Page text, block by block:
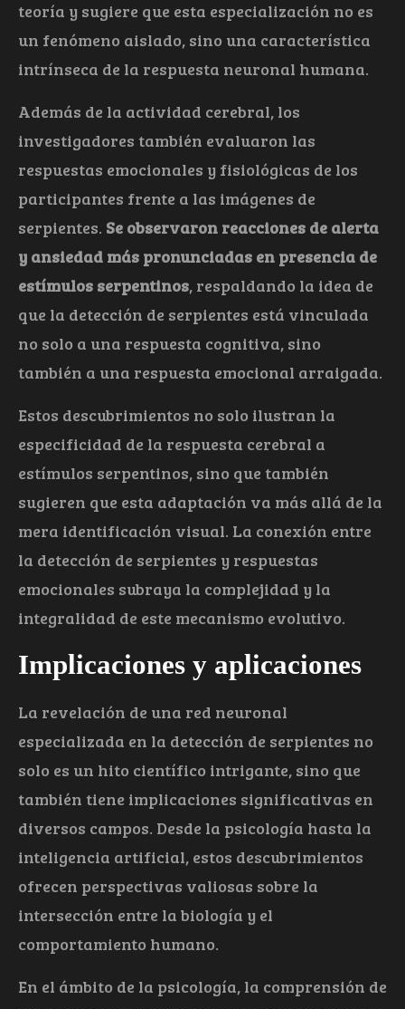
teoría y sugiere que esta especialización no es
un fenómeno aislado, sino una característica
intrínseca de la respuesta neuronal humana.
Además de la actividad cerebral, los
investigadores también evaluaron las
respuestas emocionales y fisiológicas de los
participantes frente a las imágenes de
serpientes. Se observaron reacciones de alerta
y ansiedad más pronunciadas en presencia de
estímulos serpentinos, respaldando la idea de
que la detección de serpientes está vinculada
no solo a una respuesta cognitiva, sino
también a una respuesta emocional arraigada.
Estos descubrimientos no solo ilustran la
especificidad de la respuesta cerebral a
estímulos serpentinos, sino que también
sugieren que esta adaptación va más allá de la
mera identificación visual. La conexión entre
la detección de serpientes y respuestas
emocionales subraya la complejidad y la
integralidad de este mecanismo evolutivo.
Implicaciones y aplicaciones
La revelación de una red neuronal
especializada en la detección de serpientes no
solo es un hito científico intrigante, sino que
también tiene implicaciones significativas en
diversos campos. Desde la psicología hasta la
inteligencia artificial, estos descubrimientos
ofrecen perspectivas valiosas sobre la
intersección entre la biología y el
comportamiento humano.
En el ámbito de la psicología, la comprensión de